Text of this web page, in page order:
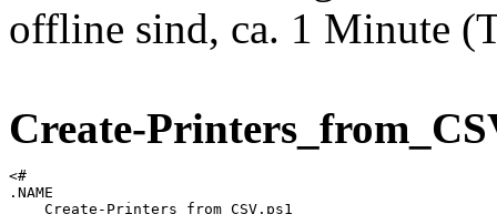
offline sind, ca. 1 Minute
Create-
<#
.NAME
    Create-Printers_from_CSV.ps1